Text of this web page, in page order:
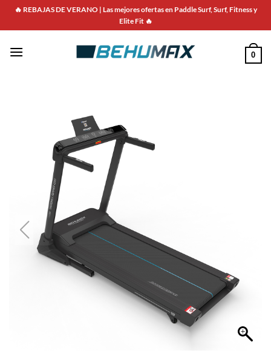
🔥 REBAJAS DE VERANO | Las mejores ofertas en Paddle Surf, Surf, Fitness y
Elite Fit 🔥
0